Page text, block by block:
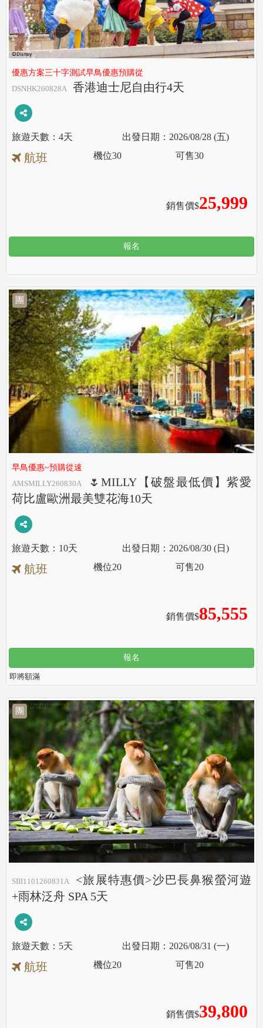
優惠方案三十字測試早鳥優惠預購從
DSNHK260828A
香港迪士尼自由行4天
4天 2026/08/28 (五)
航班
銷售價$25,999
機位30 可售30
報名
團
早鳥優惠~預購從速
AMSMILLY260830A
🌷MILLY【破盤最低價】紫愛
荷比盧歐洲最美雙花海10天
10天 2026/08/30 (日)
航班
銷售價$85,555
機位20 可售20
報名
即將額滿
團
SIII1101260831A
<旅展特惠價>沙巴長鼻猴螢河遊
+雨林泛舟 SPA 5天
5天 2026/08/31 (一)
航班
銷售價$39,800
機位20 可售20